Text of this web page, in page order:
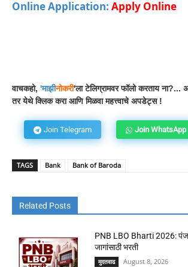
Online Application: Apply Online
वाचकहो, 'माझीनोकरी'ला टेलिग्रामवर फॉलो करताय
तर येथे क्लिक करा आणि मिळवा महत्त्वाचे अपडेट्स !
Join Telegram Join WhatsApp
TAGS Bank Bank of Baroda
Related Posts
PNB LBO Bharti 2026:
जागांसाठी भरती
मुदतवाढ August 8, 2026